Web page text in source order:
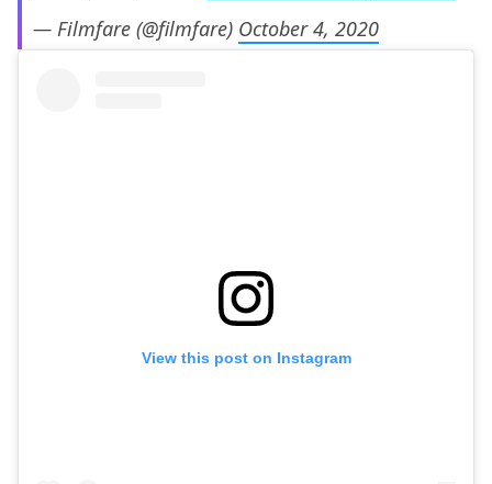
— Filmfare (@filmfare) October 4, 2020
View this post on Instagram